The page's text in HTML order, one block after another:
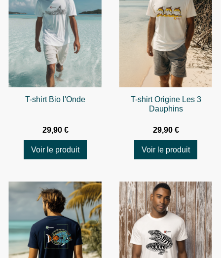
T-shirt Bio l'Onde
29,90 €
Voir le produit
T-shirt Origine Les 3
Dauphins
29,90 €
Voir le produit